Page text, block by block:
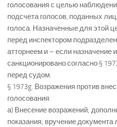
голосования с целью
подсчета голосов, поданных
голоса. Назначенные для этой
перед инспектором
атторнеем и – если назначение
санкционировано согласно §
перед судом.
§ 1973g. Возражения против
голосования.
а) Внесение возражений;
показания; вручение документа